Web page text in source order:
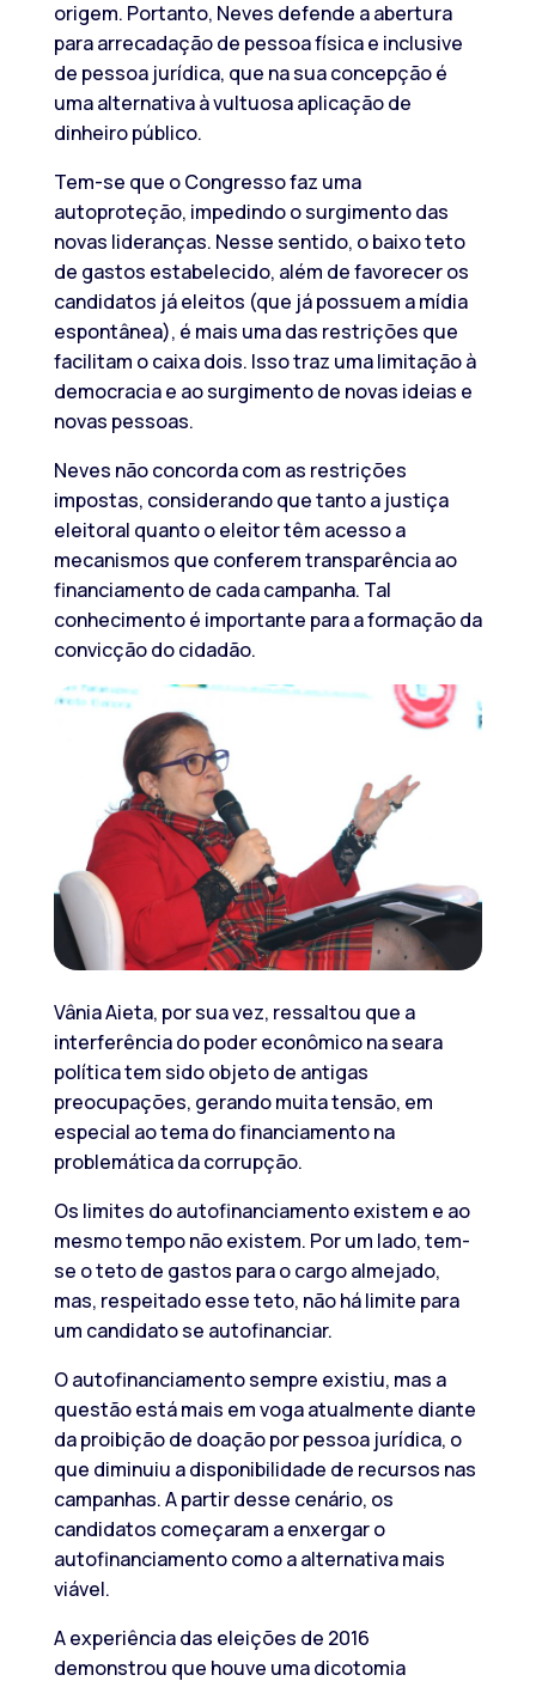
origem. Portanto, Neves defende a abertura
para arrecadação de pessoa física e inclusive
de pessoa jurídica, que na sua concepção é
uma alternativa à vultuosa aplicação de
dinheiro público.
Tem-se que o Congresso faz uma
autoproteção, impedindo o surgimento das
novas lideranças. Nesse sentido, o baixo teto
de gastos estabelecido, além de favorecer os
candidatos já eleitos (que já possuem a mídia
espontânea), é mais uma das restrições que
facilitam o caixa dois. Isso traz uma limitação à
democracia e ao surgimento de novas ideias e
novas pessoas.
Neves não concorda com as restrições
impostas, considerando que tanto a justiça
eleitoral quanto o eleitor têm acesso a
mecanismos que conferem transparência ao
financiamento de cada campanha. Tal
conhecimento é importante para a formação da
convicção do cidadão.
Vânia Aieta, por sua vez, ressaltou que a
interferência do poder econômico na seara
política tem sido objeto de antigas
preocupações, gerando muita tensão, em
especial ao tema do financiamento na
problemática da corrupção.
Os limites do autofinanciamento existem e ao
mesmo tempo não existem. Por um lado, tem-
se o teto de gastos para o cargo almejado,
mas, respeitado esse teto, não há limite para
um candidato se autofinanciar.
O autofinanciamento sempre existiu, mas a
questão está mais em voga atualmente diante
da proibição de doação por pessoa jurídica, o
que diminuiu a disponibilidade de recursos nas
campanhas. A partir desse cenário, os
candidatos começaram a enxergar o
autofinanciamento como a alternativa mais
viável.
A experiência das eleições de 2016
demonstrou que houve uma dicotomia